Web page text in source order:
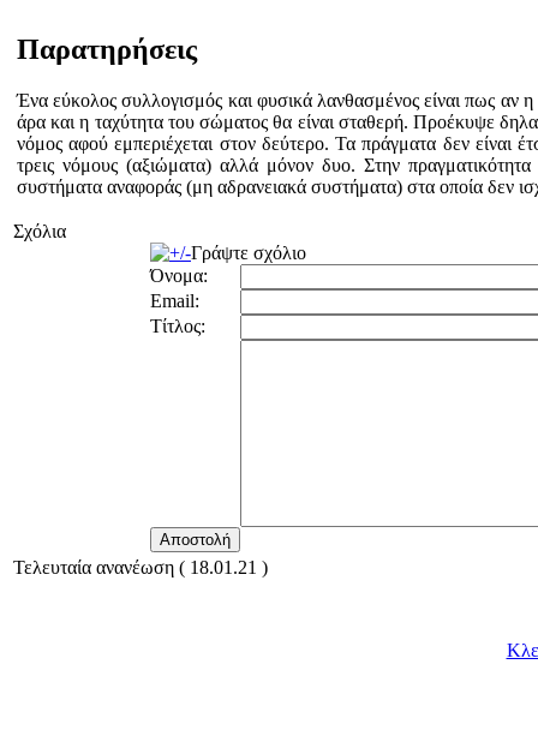
Παρατηρήσεις
Ένα εύκολος συλλογισμός και φυσικά λανθασμένος είναι πως αν
άρα και η ταχύτητα του σώματος θα είναι σταθερή. Προέκυψε
νόμος αφού εμπεριέχεται στον δεύτερο. Τα πράγματα δεν είναι
τρεις νόμους (αξιώματα) αλλά μόνον δυο. Στην
συστήματα αναφοράς (μη αδρανειακά συστήματα) στα οποία δεν
Σχόλια
Γράψτε σχόλιο
Όνομα:
Email:
Τίτλος:
Τελευταία ανανέωση ( 18.01.21 )